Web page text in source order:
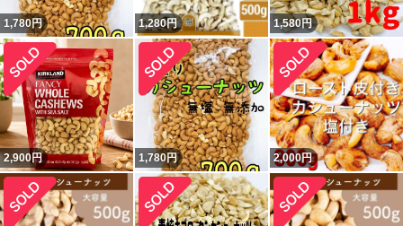
1,780円 1,280円 1,580円
2,900円 1,780円 2,000円